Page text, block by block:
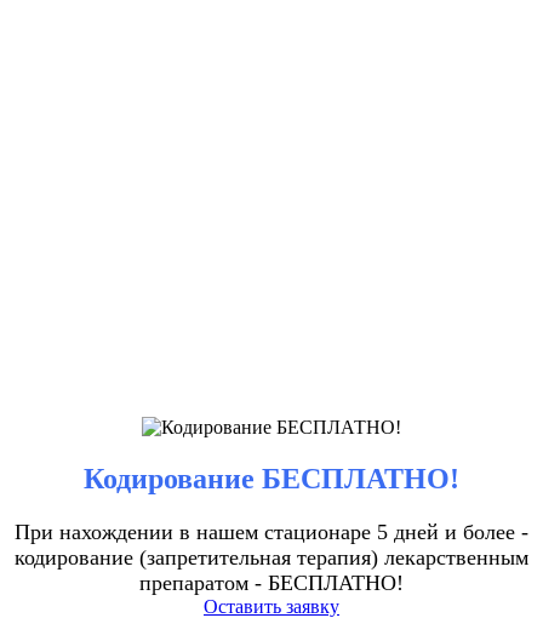
Кодирование БЕСПЛАТНО!
При нахождении в нашем стационаре 5 дней и более -
кодирование (запретительная терапия) лекарственным
препаратом - БЕСПЛАТНО!
Оставить заявку